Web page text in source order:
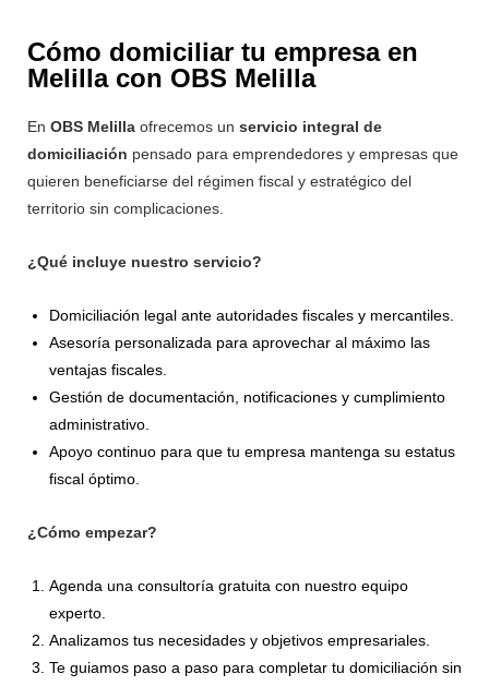
Cómo domiciliar tu empresa en
Melilla con OBS Melilla
En OBS Melilla ofrecemos un servicio integral de
domiciliación pensado para emprendedores y empresas que
quieren beneficiarse del régimen fiscal y estratégico del
territorio sin complicaciones.
¿Qué incluye nuestro servicio?
Domiciliación legal ante autoridades fiscales y mercantiles.
Asesoría personalizada para aprovechar al máximo las
ventajas fiscales.
Gestión de documentación, notificaciones y cumplimiento
administrativo.
Apoyo continuo para que tu empresa mantenga su estatus
fiscal óptimo.
¿Cómo empezar?
Agenda una consultoría gratuita con nuestro equipo
experto.
Analizamos tus necesidades y objetivos empresariales.
Te guiamos paso a paso para completar tu domiciliación sin